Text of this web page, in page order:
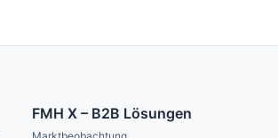
FMH X – B2B Lösungen